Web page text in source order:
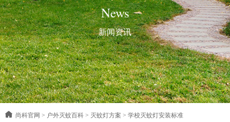
News
新闻资讯
尚科官网 > 户外灭蚊百科 > 灭蚊灯方案 > 学校灭蚊灯安装标准